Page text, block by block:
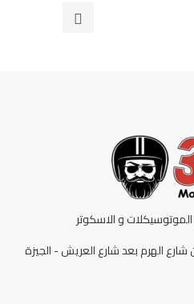
و الاسكوتر
الهرم بعد شارع العريش - الجيزة